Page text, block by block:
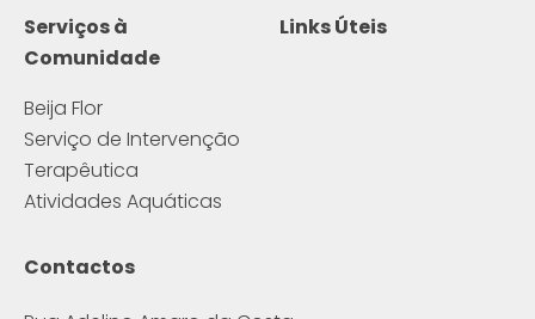
Serviços à
Comunidade
Beija Flor
Serviço de Intervenção
Terapêutica
Atividades Aquáticas
Links Úteis
Contactos